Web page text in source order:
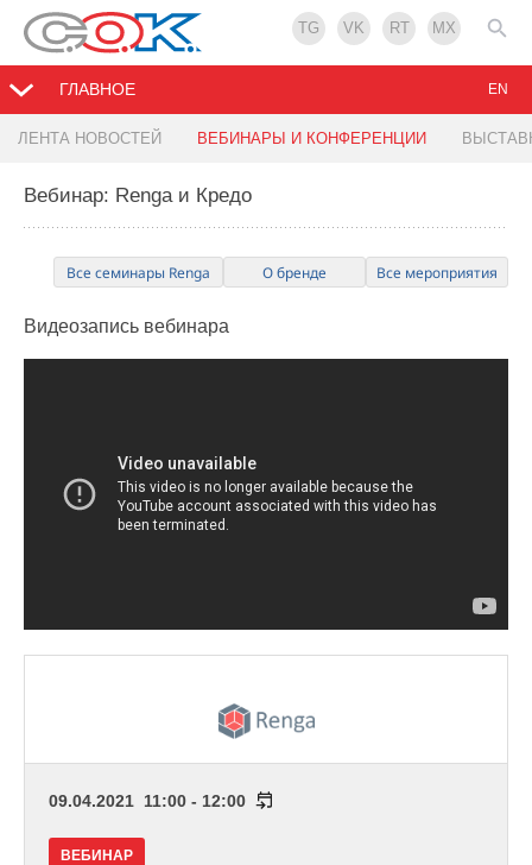
TG VK RT MX
ГЛАВНОЕ
ЛЕНТА НОВОСТЕЙ ВЕБИНАРЫ И КОНФЕРЕНЦИИ
EN
Вебинар: Renga и Кредо
Все семинары Renga О бренде Все мероприятия
Видеозапись вебинара
09.04.2021 11:00 - 12:00
ВЕБИНАР